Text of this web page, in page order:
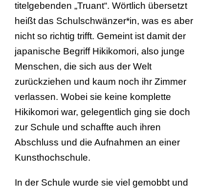
titelgebenden „Truant“. Wörtlich übersetzt
heißt das Schulschwänzer*in, was es aber
nicht so richtig trifft. Gemeint ist damit der
japanische Begriff Hikikomori, also junge
Menschen, die sich aus der Welt
zurückziehen und kaum noch ihr Zimmer
verlassen. Wobei sie keine komplette
Hikikomori war, gelegentlich ging sie doch
zur Schule und schaffte auch ihren
Abschluss und die Aufnahmen an einer
Kunsthochschule.
In der Schule wurde sie viel gemobbt und